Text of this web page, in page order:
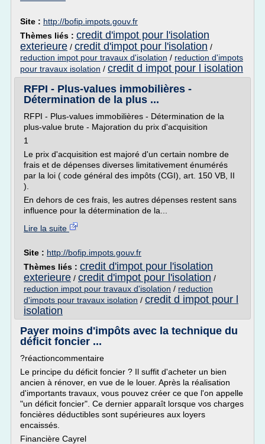
Site : http://bofip.impots.gouv.fr
Thèmes liés : credit d'impot pour l'isolation
exterieure / credit d'impot pour l'isolation /
reduction impot pour travaux d'isolation / reduction d'impots
pour travaux isolation / credit d impot pour l isolation
RFPI - Plus-values immobilières -
Détermination de la plus ...
RFPI - Plus-values immobilières - Détermination de la
plus-value brute - Majoration du prix d'acquisition
1
Le prix d'acquisition est majoré d'un certain nombre de
frais et de dépenses diverses limitativement énumérés
par la loi ( code général des impôts (CGI), art. 150 VB, II
).
En dehors de ces frais, les autres dépenses restent sans
influence pour la détermination de la...
Lire la suite
Site : http://bofip.impots.gouv.fr
Thèmes liés : credit d'impot pour l'isolation
exterieure / credit d'impot pour l'isolation /
reduction impot pour travaux d'isolation / reduction
d'impots pour travaux isolation / credit d impot pour l
isolation
Payer moins d'impôts avec la technique du
déficit foncier ...
?réactioncommentaire
Le principe du déficit foncier ? Il suffit d'acheter un bien
ancien à rénover, en vue de le louer. Après la réalisation
d'importants travaux, vous pouvez créer ce que l'on appelle
"un déficit foncier". Ce dernier apparaît lorsque vos charges
foncières déductibles sont supérieures aux loyers
encaissés.
Financière Cayrel